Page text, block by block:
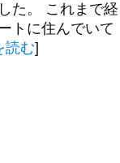
た。 これまで経
トに住んでいて
読む]